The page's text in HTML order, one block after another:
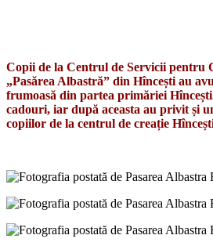
Copii de la Centrul de Servicii pentru
„Pasărea Albastră” din Hîncești au
frumoasă din partea primăriei
cadouri, iar după aceasta au privit și
copiilor de la centrul de creație